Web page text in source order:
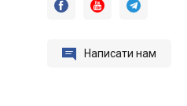
  
 Написати нам